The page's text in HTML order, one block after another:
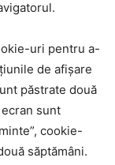
uri pentru a-
de afișare
păstrate două
sunt
cookie-
săptămâni.